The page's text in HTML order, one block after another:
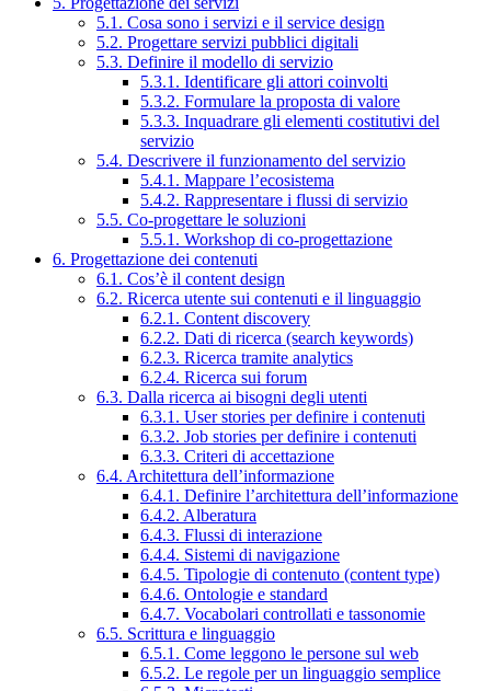
5.1. Cosa sono i servizi e il service design
5.2. Progettare servizi pubblici digitali
5.3. Definire il modello di servizio
5.3.1. Identificare gli attori coinvolti
5.3.2. Formulare la proposta di valore
5.3.3. Inquadrare gli elementi costitutivi del
servizio
5.4. Descrivere il funzionamento del servizio
5.4.1. Mappare l’ecosistema
5.4.2. Rappresentare i flussi di servizio
5.5. Co-progettare le soluzioni
5.5.1. Workshop di co-progettazione
6. Progettazione dei contenuti
6.1. Cos’è il content design
6.2. Ricerca utente sui contenuti e il linguaggio
6.2.1. Content discovery
6.2.2. Dati di ricerca (search keywords)
6.2.3. Ricerca tramite analytics
6.2.4. Ricerca sui forum
6.3. Dalla ricerca ai bisogni degli utenti
6.3.1. User stories per definire i contenuti
6.3.2. Job stories per definire i contenuti
6.3.3. Criteri di accettazione
6.4. Architettura dell’informazione
6.4.1. Definire l’architettura dell’informazione
6.4.2. Alberatura
6.4.3. Flussi di interazione
6.4.4. Sistemi di navigazione
6.4.5. Tipologie di contenuto (content type)
6.4.6. Ontologie e standard
6.4.7. Vocabolari controllati e tassonomie
6.5. Scrittura e linguaggio
6.5.1. Come leggono le persone sul web
6.5.2. Le regole per un linguaggio semplice